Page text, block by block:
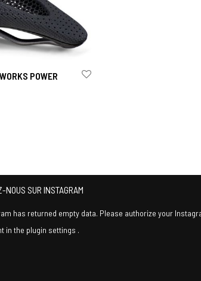
POWER
NOUS SUR INSTAGRAM
has returned empty data. Please authorize your
in the plugin settings .